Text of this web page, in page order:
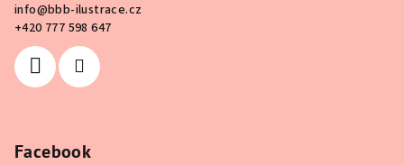
info@bbb-ilustrace.cz
+420 777 598 647
Facebook